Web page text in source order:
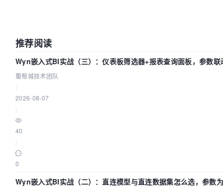
推荐阅读
Wyn嵌入式BI实战（三）：仪表板筛选器+报表查询面板，参数联
葡萄城技术团队
2026-08-07
40
0
Wyn嵌入式BI实战（二）：直连模型与直连数据集怎么选，参数